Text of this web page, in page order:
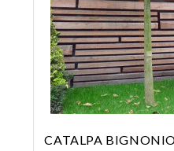
CATALPA